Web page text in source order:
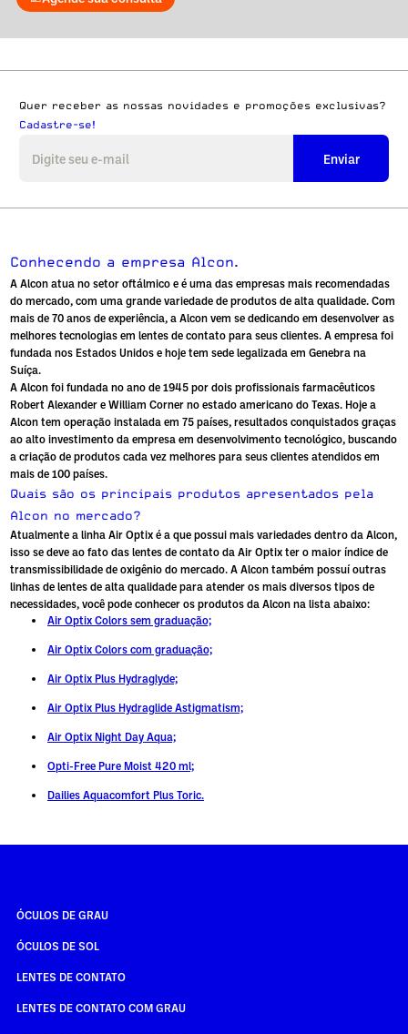
Quer receber as nossas novidades e promoções exclusivas?
Cadastre-se!
Enviar
Conhecendo a empresa Alcon.
A Alconatua no setor oftálmico e é uma das empresas mais recomendadas
do mercado, com uma grande variedade de produtos de alta qualidade. Com
mais de 70 anos de experiência, a Alcon vem se dedicando em desenvolver as
melhores tecnologias em lentes de contato para seus clientes. A empresa foi
fundada nos Estados Unidos e hoje tem sede legalizada em Genebra na
Suíça.
A Alcon foi fundada no ano de 1945 por dois profissionais farmacêuticos
Robert Alexander e William Corner no estado americano do Texas. Hoje a
Alcon tem operação instalada em 75 países, resultados conquistados graças
ao alto investimento da empresa em desenvolvimento tecnológico, buscando
a criação de produtos cada vez melhores para seus clientes atendidos em
mais de 100 países.
Quais são os principais produtos apresentados pela
Alcon no mercado?
Atualmente a linha Air Optix é a que possui mais variedades dentro da Alcon,
isso se deve ao fato das lentes de contato da Air Optix ter o maior índice de
transmissibilidade de oxigênio do mercado. A Alcon também possuí outras
linhas de lentes de alta qualidade para atender os mais diversos tipos de
necessidades, você pode conhecer os produtos da Alcon na lista abaixo:
Air Optix Colors sem graduação;
Air Optix Colors com graduação;
Air Optix Plus Hydraglyde;
Air Optix Plus Hydraglide Astigmatism;
Air Optix Night Day Aqua;
Opti-Free Pure Moist 420 ml;
Dailies Aquacomfort Plus Toric.
ÓCULOS DE GRAU
ÓCULOS DE SOL
LENTES DE CONTATO
LENTES DE CONTATO COM GRAU